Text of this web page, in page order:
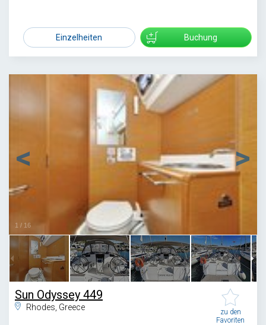
Einzelheiten Buchung
1 / 16
Sun Odyssey 449
Rhodes, Greece
zu den
Favoriten